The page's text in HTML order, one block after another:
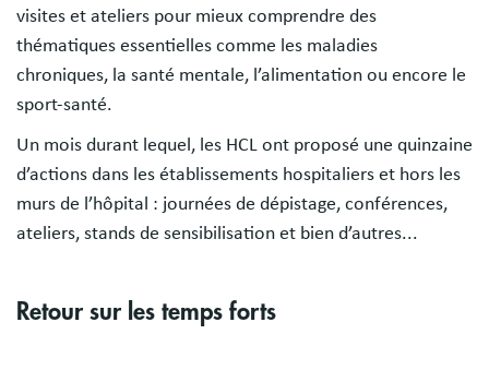
visites et ateliers pour mieux comprendre des
thématiques essentielles comme les maladies
chroniques, la santé mentale, l’alimentation ou encore le
sport-santé.
Un mois durant lequel, les HCL ont proposé une quinzaine
d’actions dans les établissements hospitaliers et hors les
murs de l’hôpital : journées de dépistage, conférences,
ateliers, stands de sensibilisation et bien d’autres...
Retour sur les temps forts